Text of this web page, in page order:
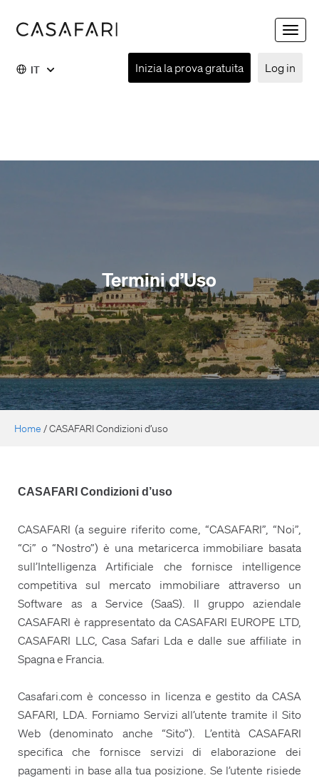
Toggle
IT Log in
Inizia la prova gratuita
Termini d’Uso
Home /CASAFARI Condizioni d’uso
CASAFARI Condizioni d’uso
CASAFARI (a seguire riferito come, “CASAFARI”, “Noi”,
“Ci” o “Nostro”) è una metaricerca immobiliare basata
sull’Intelligenza Artificiale che fornisce intelligence
competitiva sul mercato immobiliare attraverso un
Software as a Service (SaaS). Il gruppo aziendale
CASAFARI è rappresentato da CASAFARI EUROPE LTD,
CASAFARI LLC, Casa Safari Lda e dalle sue affiliate in
Spagna e Francia.
Casafari.com è concesso in licenza e gestito da CASA
SAFARI, LDA. Forniamo Servizi all’utente tramite il Sito
Web (denominato anche “Sito”). L’entità CASAFARI
specifica che fornisce servizi di elaborazione dei
pagamenti in base alla tua posizione. Se l’utente risiede